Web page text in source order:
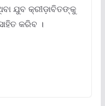
ଯୁବ କ୍ରୀଡ଼ାବିତଙ୍କୁ
କରିବ ।